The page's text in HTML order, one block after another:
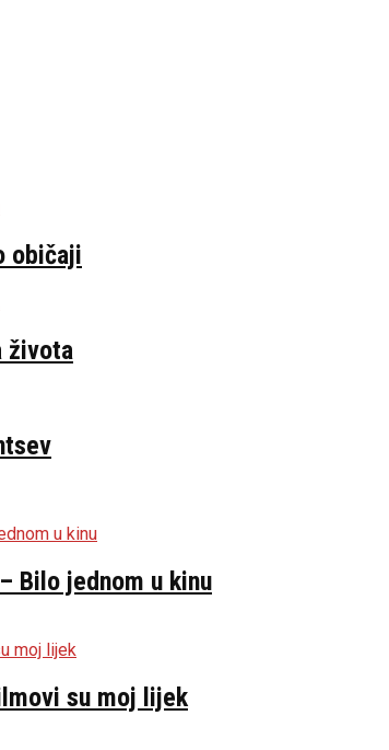
običaji
života
Bilo jednom u kinu
su moj lijek